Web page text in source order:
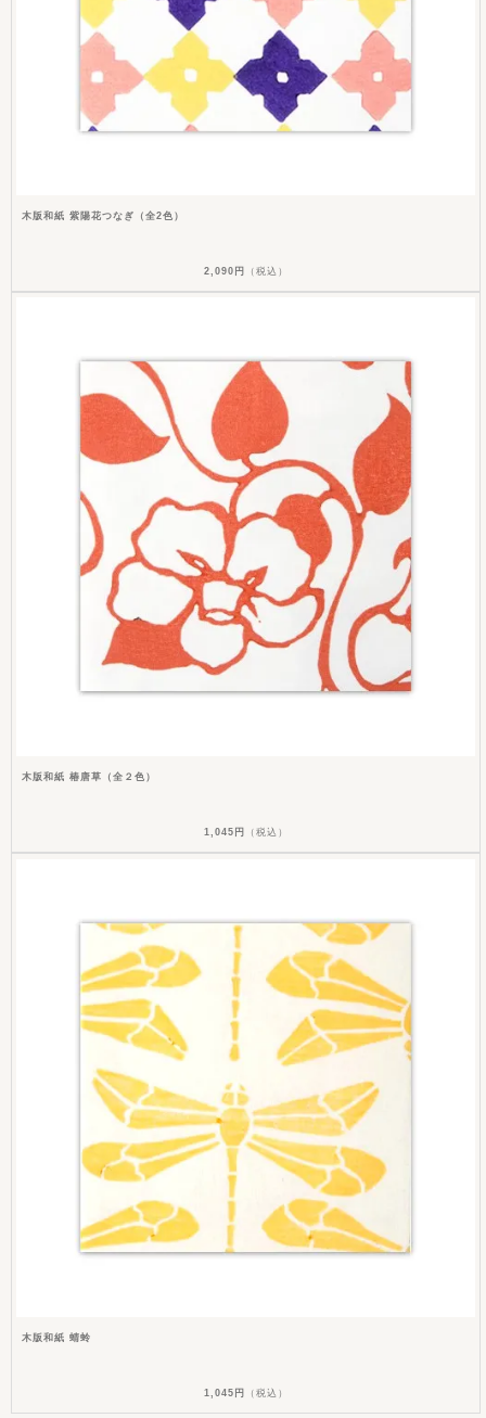
木版和紙 紫陽花つなぎ（全2色）
2,090円 （税込）
木版和紙 椿唐草（全２色）
1,045円 （税込）
木版和紙 蜻蛉
1,045円 （税込）